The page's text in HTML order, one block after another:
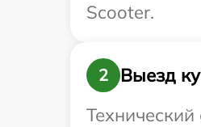
Scooter.
2
Выезд